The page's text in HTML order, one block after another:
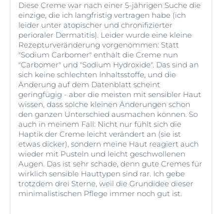
Diese Creme war nach einer 5-jährigen Suche die
einzige, die ich langfristig vertragen habe (ich
leider unter atopischer und chronifizierter
perioraler Dermatitis). Leider wurde eine kleine
Rezepturveränderung vorgenommen: Statt
"Sodium Carbomer" enthält die Creme nun
"Carbomer" und "Sodium Hydroxide". Das sind an
sich keine schlechten Inhaltsstoffe, und die
Änderung auf dem Datenblatt scheint
geringfügig - aber die meisten mit sensibler Haut
wissen, dass solche kleinen Änderungen schon
den ganzen Unterschied ausmachen können. So
auch in meinem Fall: Nicht nur fühlt sich die
Haptik der Creme leicht verändert an (sie ist
etwas dicker), sondern meine Haut reagiert auch
wieder mit Pusteln und leicht geschwollenen
Augen. Das ist sehr schade, denn gute Cremes für
wirklich sensible Hauttypen sind rar. Ich gebe
trotzdem drei Sterne, weil die Grundidee dieser
minimalistischen Pflege immer noch gut ist.